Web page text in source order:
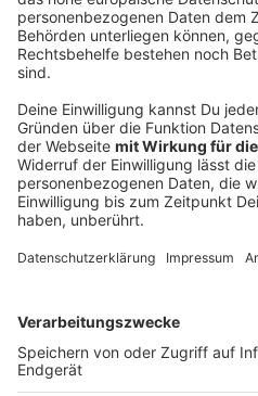
Patientinnen und Patienten
Plätze sind mit moderner
Monitoring ausgestattet.
„Die Naturaufnahmen sollen
Emotionen wecken,
- Mathias Lehmann, Chefarzt.
Lehmann verweist zudem
Einzelzimmer von einem auf
Angaben des Krankenhauses
Intensivstation nun alle
Krankheitsbilder behandelt